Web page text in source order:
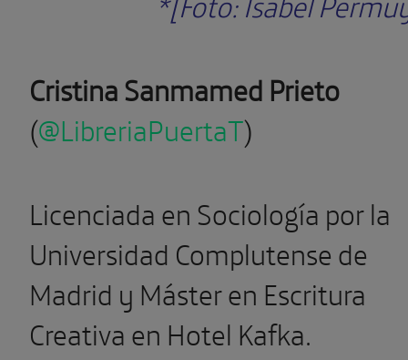
Cristina Sanmamed Prieto
(@LibreriaPuertaT)
Licenciada en Sociología por la
Universidad Complutense de
Madrid y Máster en Escritura
Creativa en Hotel Kafka.